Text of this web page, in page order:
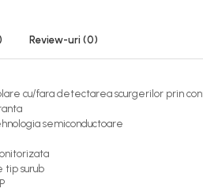
si
Review-uri (0)
cu/fara detectarea scurgerilor prin
semiconductoare
tip surub